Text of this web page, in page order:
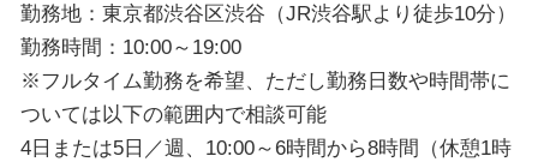
勤務地：東京都渋谷区渋谷（JR渋谷駅より徒歩10分）
勤務時間：10:00～19:00
※フルタイム勤務を希望、ただし勤務日数や時間帯に
ついては以下の範囲内で相談可能
4日または5日／週、10:00～6時間から8時間（休憩1時